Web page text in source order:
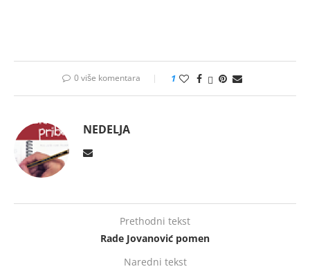
0 više komentara 1
NEDELJA
Prethodni tekst
Rade Jovanović pomen
Naredni tekst